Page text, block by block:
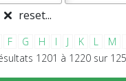
reset...
F G H I J K L M
1201 à 1220 sur